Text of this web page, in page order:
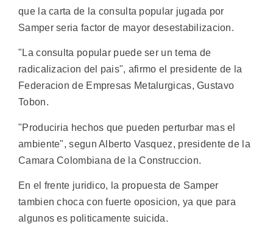
que la carta de la consulta popular jugada por
Samper seria factor de mayor desestabilizacion.
"La consulta popular puede ser un tema de
radicalizacion del pais", afirmo el presidente de la
Federacion de Empresas Metalurgicas, Gustavo
Tobon.
"Produciria hechos que pueden perturbar mas el
ambiente", segun Alberto Vasquez, presidente de la
Camara Colombiana de la Construccion.
En el frente juridico, la propuesta de Samper
tambien choca con fuerte oposicion, ya que para
algunos es politicamente suicida.